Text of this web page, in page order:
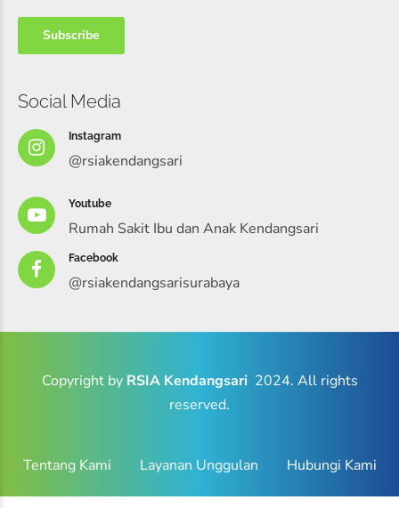
Social Media
Instagram
@rsiakendangsari
Youtube
Rumah Sakit Ibu dan Anak Kendangsari
Facebook
@rsiakendangsarisurabaya
Copyright by RSIA Kendangsari 2024. All rights
reserved.
Tentang Kami Layanan Unggulan Hubungi Kami